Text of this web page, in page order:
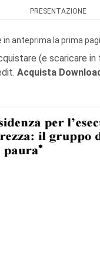
PRESENTAZIONE
anteprima la prima
(e scaricare
Acquista